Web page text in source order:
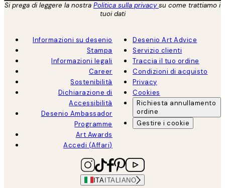
Si prega di leggere la nostra Politica sulla privacysu come trattiamo i
tuoi dati
Informazioni su desenio
Stampa
Informazioni legali
Career
Sostenibilità
Dichiarazione di
Accessibilità
Desenio Ambassador
Programme
Art Awards
Accedi (Affari)
Desenio Art Advice
Servizio clienti
Traccia il tuo ordine
Condizioni di acquisto
Privacy
Cookies
Richiesta annullamento
ordine
Gestire i cookie
ITA ITALIANO